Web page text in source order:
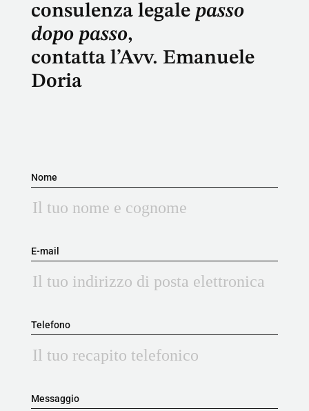
consulenza legale passo
dopo passo,
contatta l’Avv. Emanuele
Doria
Nome
E-mail
Telefono
Messaggio